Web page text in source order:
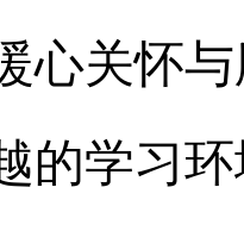
心关怀
的学习